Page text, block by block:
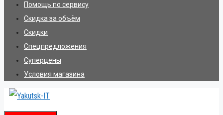
Помощь по сервису
Скидка за объём
Скидки
Спецпредложения
Суперцены
Условия магазина